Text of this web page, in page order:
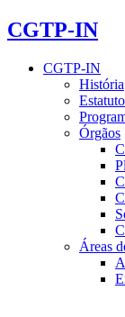
CGTP-IN
CGTP-IN
História
Órgãos
Áreas